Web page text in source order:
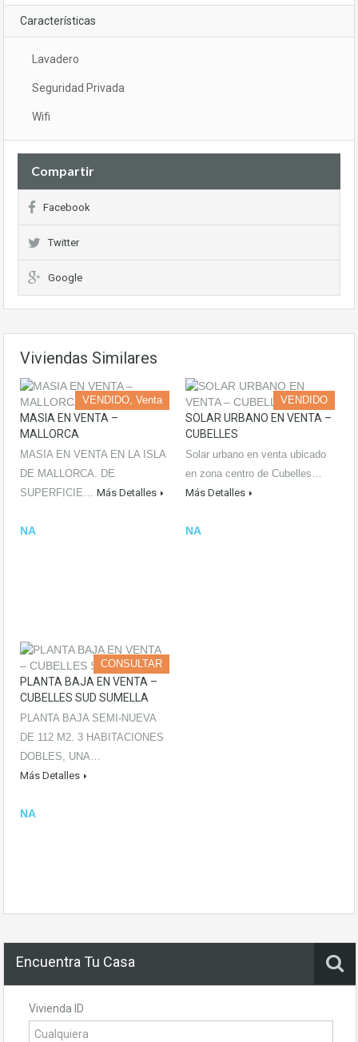
Características
Lavadero
Seguridad Privada
Wifi
Compartir
Facebook
Twitter
Google
Viviendas Similares
VENDIDO, Venta
MASIA EN VENTA –
MALLORCA
MASIA EN VENTA EN LA ISLA
DE MALLORCA. DE
SUPERFICIE… Más Detalles
NA
VENDIDO
SOLAR URBANO EN VENTA –
CUBELLES
Solar urbano en venta ubicado
en zona centro de Cubelles…
Más Detalles
NA
CONSULTAR
PLANTA BAJA EN VENTA –
CUBELLES SUD SUMELLA
PLANTA BAJA SEMI-NUEVA
DE 112 M2. 3 HABITACIONES
DOBLES, UNA…
Más Detalles
NA
Encuentra Tu Casa
Vivienda ID